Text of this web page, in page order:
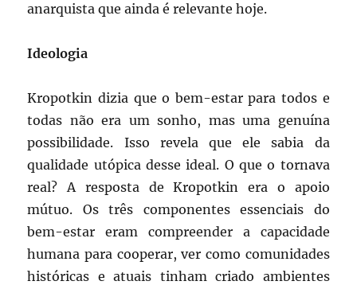
anarquista que ainda é relevante hoje.
Ideologia
Kropotkin dizia que o bem-estar para todos e
todas não era um sonho, mas uma genuína
possibilidade. Isso revela que ele sabia da
qualidade utópica desse ideal. O que o tornava
real? A resposta de Kropotkin era o apoio
mútuo. Os três componentes essenciais do
bem-estar eram compreender a capacidade
humana para cooperar, ver como comunidades
históricas e atuais tinham criado ambientes